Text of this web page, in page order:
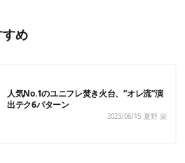
め
人気No.1のユニフレ焚き火台、”オレ流”演
出テク6パターン
2023/06/15 夏野 栄